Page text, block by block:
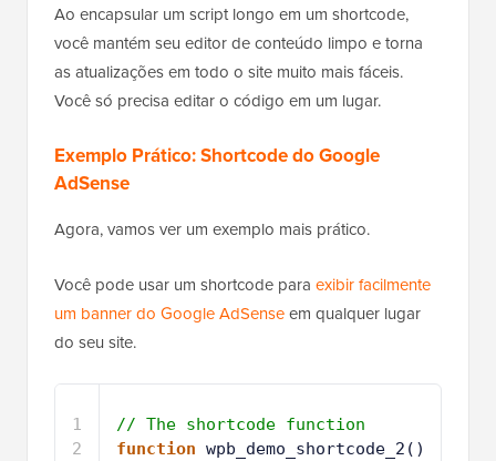
Ao encapsular um script longo em um shortcode,
você mantém seu editor de conteúdo limpo e torna
as atualizações em todo o site muito mais fáceis.
Você só precisa editar o código em um lugar.
Exemplo Prático: Shortcode do Google
AdSense
Agora, vamos ver um exemplo mais prático.
Você pode usar um shortcode para exibir facilmente
um banner do Google AdSenseem qualquer lugar
do seu site.
1
2
// The shortcode function
function wpb_demo_shortcode_2()